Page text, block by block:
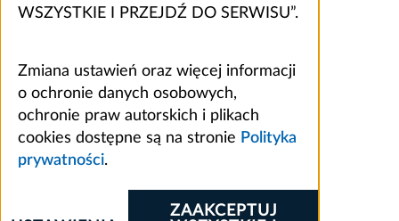
WSZYSTKIE I PRZEJDŹ DO SERWISU”.
Zmiana ustawień oraz więcej informacji
o ochronie danych osobowych,
ochronie praw autorskich i plikach
cookies dostępne są na stronie Polityka
prywatności.
ZAAKCEPTUJ